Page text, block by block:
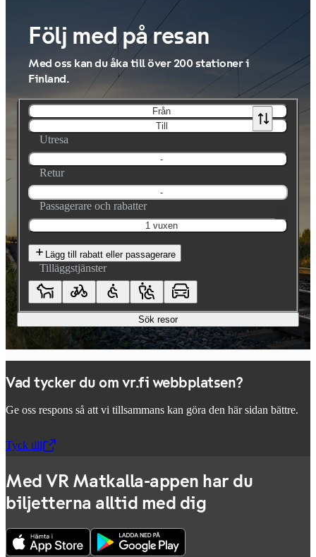
Följ med på resan
Med oss kan du åka till över 200 stationer i
Finland.
Från
Till
Utresa
-
Retur
-
Passagerare och rabatter
1 vuxen
Lägg till rabatt eller passagerare
Tilläggstjänster
Sök resor
Vad tycker du om vr.fi webbplatsen?
Ge oss respons så att vi tillsammans kan göra den här sidan bättre.
Tyck till
,Öppnas i en ny flik
Med VR Matkalla-appen har du
biljetterna alltid med dig